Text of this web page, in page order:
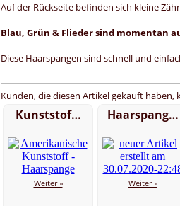
Auf der Rückseite befinden sich kleine
Blau, Grün & Flieder sind momentan
Diese Haarspangen sind schnell und
Kunden, die diesen Artikel gekauft haben,
Kunststof…
Weiter »
Haarspang…
Weiter »